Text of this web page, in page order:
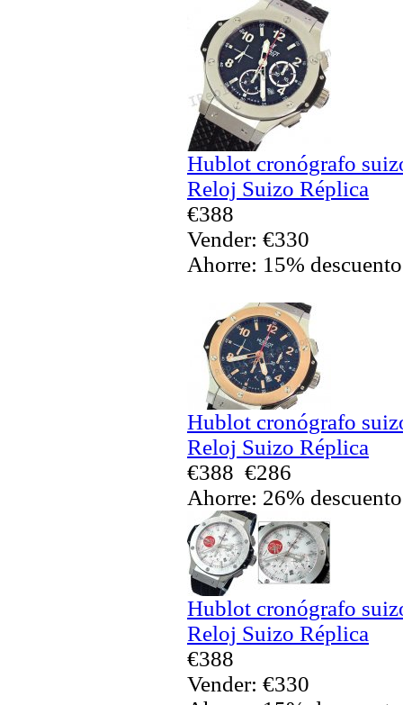
Hublot cronógrafo
Reloj Suizo Réplica
€388
Vender: €330
Ahorre: 15% descuento
Hublot cronógrafo
Reloj Suizo Réplica
€388 €286
Ahorre: 26% descuento
Hublot cronógrafo
Reloj Suizo Réplica
€388
Vender: €330